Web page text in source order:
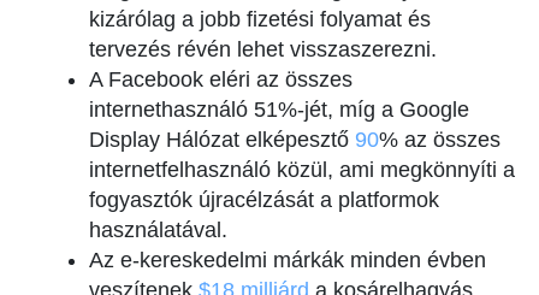
kizárólag a jobb fizetési folyamat és
tervezés révén lehet visszaszerezni.
A Facebook eléri az összes
internethasználó 51%-jét, míg a Google
Display Hálózat elképesztő 90% az összes
internetfelhasználó közül, ami megkönnyíti a
fogyasztók újracélzását a platformok
használatával.
Az e-kereskedelmi márkák minden évben
veszítenek $18 milliárd a kosárelhagyás